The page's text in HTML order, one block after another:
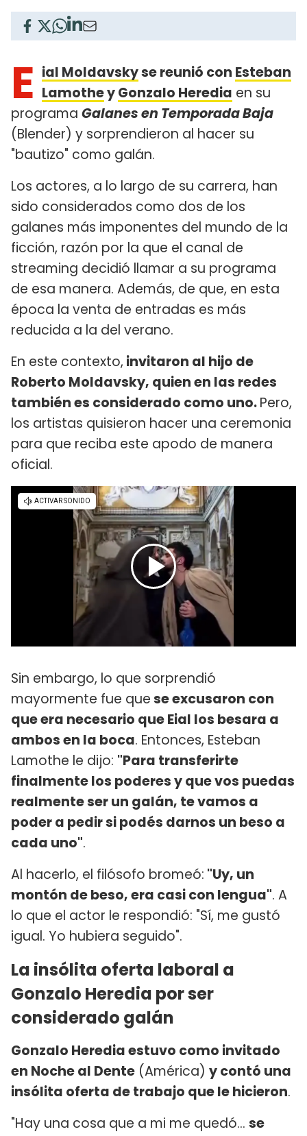
E ial Moldavskyse reunió con Esteban
LamotheyGonzalo Heredia en su
programa Galanes en Temporada Baja
(Blender) y sorprendieron al hacer su
"bautizo" como galán.
Los actores, a lo largo de su carrera, han
sido considerados como dos de los
galanes más imponentes del mundo de la
ficción, razón por la que el canal de
streaming decidió llamar a su programa
de esa manera. Además, de que, en esta
época la venta de entradas es más
reducida a la del verano.
En este contexto, invitaron al hijo de
Roberto Moldavsky, quien en las redes
también es considerado como uno.Pero,
los artistas quisieron hacer una ceremonia
para que reciba este apodo de manera
oficial.
Sin embargo, lo que sorprendió
mayormente fue quese excusaron con
que era necesario que Eial los besara a
ambos en la boca. Entonces, Esteban
Lamothe le dijo: "Para transferirte
finalmente los poderes y que vos puedas
realmente ser un galán, te vamos a
poder a pedir si podés darnos un beso a
cada uno".
Al hacerlo, el filósofo bromeó: "Uy, un
montón de beso, era casi con lengua". A
lo que el actor le respondió: "Sí, me gustó
igual. Yo hubiera seguido".
La insólita oferta laboral a
Gonzalo Heredia por ser
considerado galán
Gonzalo Heredia estuvo como invitado
en Noche al Dente (América) y contó una
insólita oferta de trabajo que le hicieron.
"Hay una cosa que a mi me quedó... se